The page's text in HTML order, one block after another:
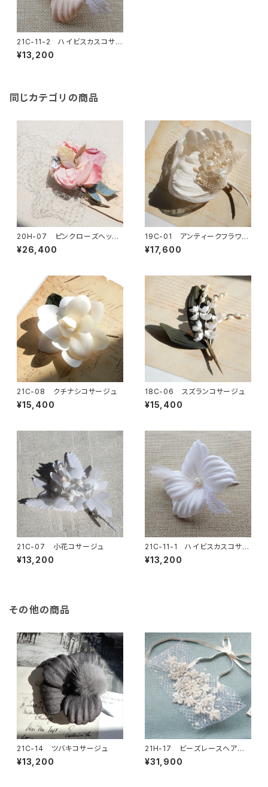
21C-11-2 ハイビスカスコサー
ジュ
¥13,200
同じカテゴリの商品
20H-07 ピンクローズヘッド
ドレス
¥26,400
19C-01 アンティークフラワー
ランコサージュ
¥17,600
21C-08 クチナシコサージュ
¥15,400
18C-06 スズランコサージュ
¥15,400
21C-07 小花コサージュ
¥13,200
21C-11-1 ハイビスカスコサー
ジュ
¥13,200
その他の商品
21C-14 ツバキコサージュ
¥13,200
21H-17 ビーズレースヘアバ
ンド
¥31,900